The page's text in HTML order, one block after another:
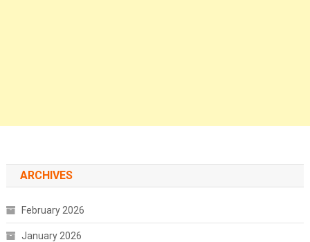
ARCHIVES
February 2026
January 2026